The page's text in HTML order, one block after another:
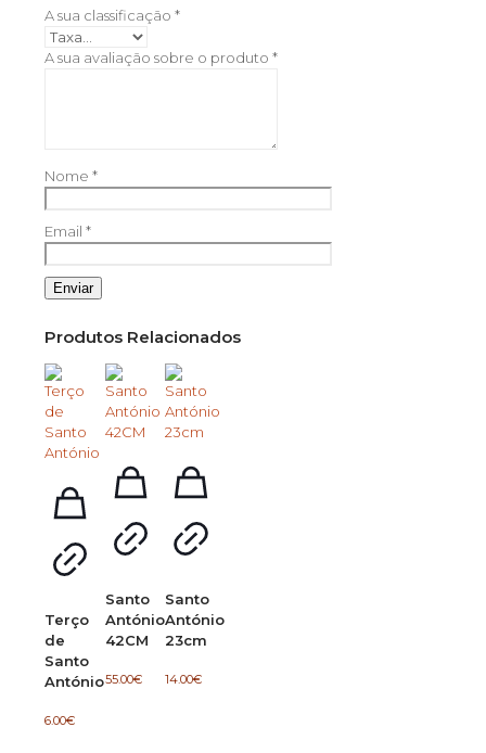
A sua classificação *
A sua avaliação sobre o produto *
Nome *
Email *
Produtos Relacionados
Terço
de
Santo
António
6.00€
Santo
António
42CM
55.00€
Santo
António
23cm
14.00€